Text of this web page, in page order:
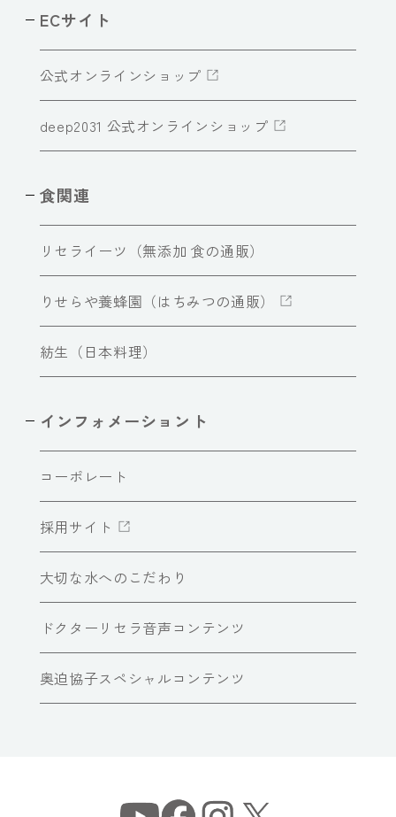
ECサイト
公式オンラインショップ
deep2031 公式オンラインショップ
食関連
リセライーツ（無添加 食の通販）
りせらや養蜂園（はちみつの通販）
紡生（日本料理）
インフォメーショント
コーポレート
採用サイト
大切な水へのこだわり
ドクターリセラ音声コンテンツ
奥迫協子スペシャルコンテンツ